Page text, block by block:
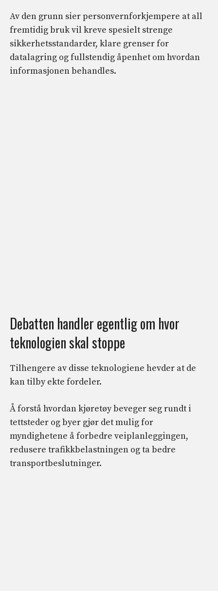
Av den grunn sier personvernforkjempere at all
fremtidig bruk vil kreve spesielt strenge
sikkerhetsstandarder, klare grenser for
datalagring og fullstendig åpenhet om hvordan
informasjonen behandles.
Debatten handler egentlig om hvor
teknologien skal stoppe
Tilhengere av disse teknologiene hevder at de
kan tilby ekte fordeler.
Å forstå hvordan kjøretøy beveger seg rundt i
tettsteder og byer gjør det mulig for
myndighetene å forbedre veiplanleggingen,
redusere trafikkbelastningen og ta bedre
transportbeslutninger.